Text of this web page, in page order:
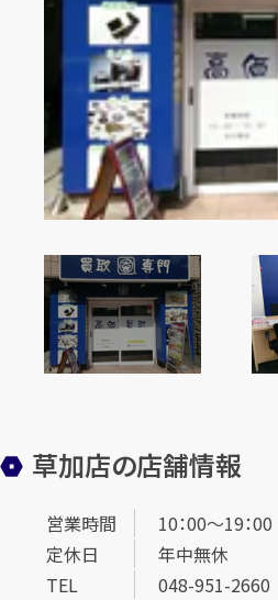
草加店の店舗情報
営業時間
10：00～19：00
定休日
年中無休
TEL
048-951-2660